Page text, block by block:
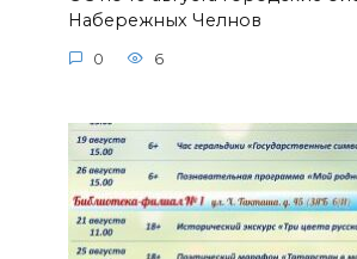
Набережных Челнов
0 6